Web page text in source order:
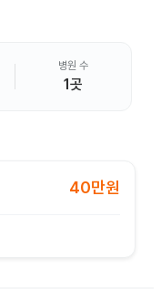
병원 수
1곳
40만원